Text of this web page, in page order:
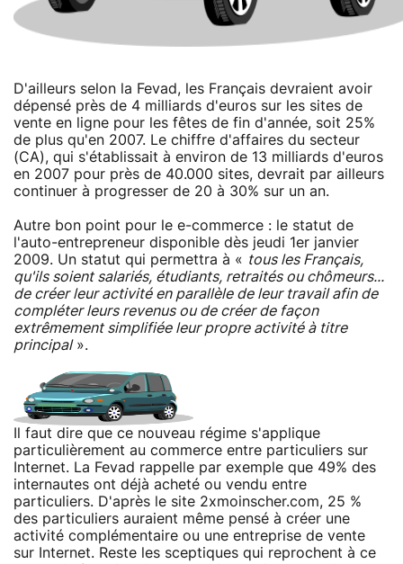
D'ailleurs selon la Fevad, les Français devraient avoir
dépensé près de 4 milliards d'euros sur les sites de
vente en ligne pour les fêtes de fin d'année, soit 25%
de plus qu'en 2007. Le chiffre d'affaires du secteur
(CA), qui s'établissait à environ de 13 milliards d'euros
en 2007 pour près de 40.000 sites, devrait par ailleurs
continuer à progresser de 20 à 30% sur un an.
Autre bon point pour le e-commerce : le statut de
l'auto-entrepreneur disponible dès jeudi 1er janvier
2009. Un statut qui permettra à « tous les Français,
qu'ils soient salariés, étudiants, retraités ou chômeurs...
de créer leur activité en parallèle de leur travail afin de
compléter leurs revenus ou de créer de façon
extrêmement simplifiée leur propre activité à titre
principal».
Il faut dire que ce nouveau régime s'applique
particulièrement au commerce entre particuliers sur
Internet. La Fevad rappelle par exemple que 49% des
internautes ont déjà acheté ou vendu entre
particuliers. D'après le site 2xmoinscher.com, 25 %
des particuliers auraient même pensé à créer une
activité complémentaire ou une entreprise de vente
sur Internet. Reste les sceptiques qui reprochent à ce